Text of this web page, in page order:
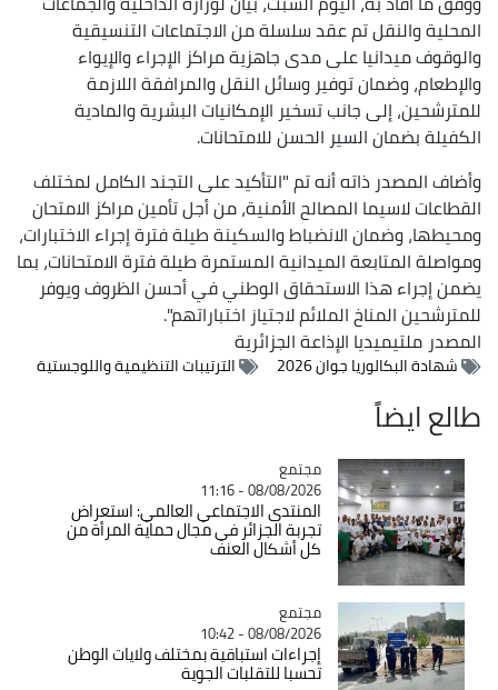
المحلية والنقل تم عقد سلسلة من الاجتماعات التنسيقية
والوقوف ميدانيا على مدى جاهزية مراكز الإجراء والإيواء
والإطعام، وضمان توفير وسائل النقل والمرافقة اللازمة
للمترشحين، إلى جانب تسخير الإمكانيات البشرية والمادية
الكفيلة بضمان السير الحسن للامتحانات.
وأضاف المصدر ذاته أنه تم "التأكيد على التجند الكامل لمختلف
القطاعات لاسيما المصالح الأمنية، من أجل تأمين مراكز الامتحان
ومحيطها، وضمان الانضباط والسكينة طيلة فترة إجراء الاختبارات،
ومواصلة المتابعة الميدانية المستمرة طيلة فترة الامتحانات، بما
يضمن إجراء هذا الاستحقاق الوطني في أحسن الظروف ويوفر
للمترشحين المناخ الملائم لاجتياز اختباراتهم".
المصدرملتيميديا الإذاعة الجزائرية
شهادة البكالوريا جوان 2026 الترتيبات التنظيمية واللوجستية
طالع ايضاً
Catégorie
مجتمع
08/08/2026 - 11:16
المنتدى الاجتماعي العالمي: استعراض
تجربة الجزائر في مجال حماية المرأة من
كل أشكال العنف
Catégorie
مجتمع
08/08/2026 - 10:42
إجراءات استباقية بمختلف ولايات الوطن
تحسبا للتقلبات الجوية